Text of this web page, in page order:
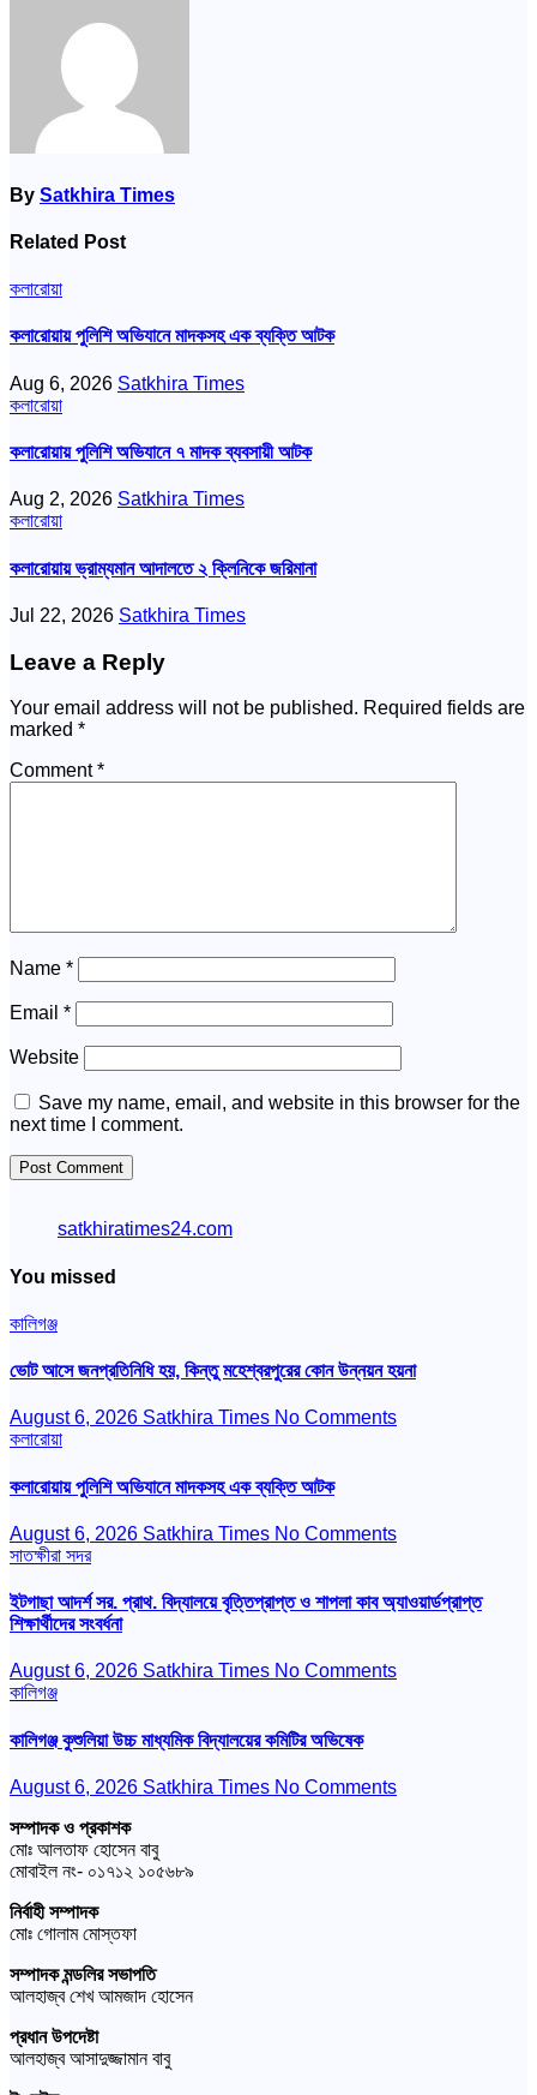
By Satkhira Times
Related Post
কলারোয়া
কলারোয়ায় পুলিশি অভিযানে মাদকসহ এক ব্যক্তি আটক
Aug 6, 2026 Satkhira Times
কলারোয়া
কলারোয়ায় পুলিশি অভিযানে ৭ মাদক ব্যবসায়ী আটক
Aug 2, 2026 Satkhira Times
কলারোয়া
কলারোয়ায় ভ্রাম্যমান আদালতে ২ ক্লিনিকে জরিমানা
Jul 22, 2026 Satkhira Times
Leave a Reply
Your email address will not be published. Required fields are
marked *
Comment*
Name *
Email *
Website
Save my name, email, and website in this browser for the
next time I comment.
satkhiratimes24.com
You missed
কালিগঞ্জ
ভোট আসে জনপ্রতিনিধি হয়, কিন্তু মহেশ্বরপুরের কোন উন্নয়ন হয়না
August 6, 2026 Satkhira Times No Comments
কলারোয়া
কলারোয়ায় পুলিশি অভিযানে মাদকসহ এক ব্যক্তি আটক
August 6, 2026 Satkhira Times No Comments
সাতক্ষীরা সদর
ইটগাছা আদর্শ সর. প্রাথ. বিদ্যালয়ে বৃত্তিপ্রাপ্ত ও শাপলা কাব অ্যাওয়ার্ডপ্রাপ্ত
শিক্ষার্থীদের সংবর্ধনা
August 6, 2026 Satkhira Times No Comments
কালিগঞ্জ
কালিগঞ্জ কুশুলিয়া উচ্চ মাধ্যমিক বিদ্যালয়ের কমিটির অভিষেক
August 6, 2026 Satkhira Times No Comments
সম্পাদক ও প্রকাশক
মোঃ আলতাফ হোসেন বাবু
মোবাইল নং- ০১৭১২ ১০৫৬৮৯
নির্বাহী সম্পাদক
মোঃ গোলাম মোস্তফা
সম্পাদক মন্ডলির সভাপতি
আলহাজ্ব শেখ আমজাদ হোসেন
প্রধান উপদেষ্টা
আলহাজ্ব আসাদুজ্জামান বাবু